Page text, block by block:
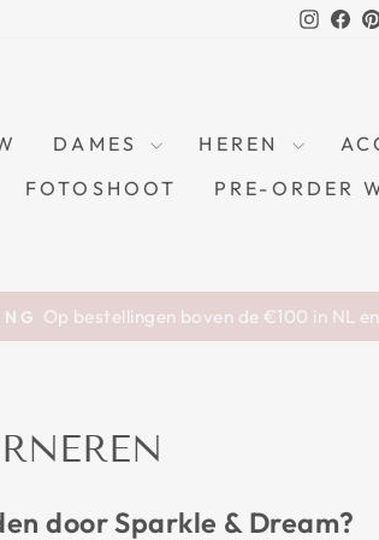
DAMES HEREN
FOTOSHOOT PRE-ORDER
Pause
Op bestellingen boven de €100 in NL
door Sparkle & Dream?